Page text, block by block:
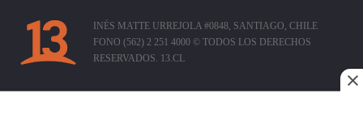
INÉS MATTE URREJOLA #0848, SANTIAGO, CHILE
FONO (562) 2 251 4000 © TODOS LOS DERECHOS
RESERVADOS. 13.CL